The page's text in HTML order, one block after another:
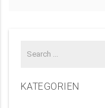
KATEGORIEN